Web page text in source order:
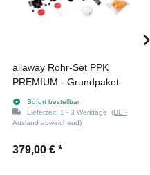
allaway Rohr-Set PPK
PREMIUM - Grundpaket
Sofort bestellbar
Lieferzeit: 1 - 3 Werktage (DE -
Ausland abweichend)
379,00 € *